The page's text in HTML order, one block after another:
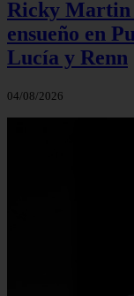
Ricky Martin
ensueño en
Lucía y Renn
04/08/2026